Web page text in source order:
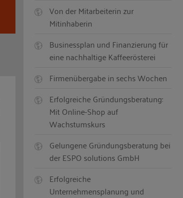
Von der Mitarbeiterin zur
Mitinhaberin
Businessplan und Finanzierung für
eine nachhaltige Kaffeerösterei
Firmenübergabe in sechs Wochen
Erfolgreiche Gründungsberatung:
Mit Online-Shop auf
Wachstumskurs
Gelungene Gründungsberatung bei
der ESPO solutions GmbH
Erfolgreiche
Unternehmensplanung und